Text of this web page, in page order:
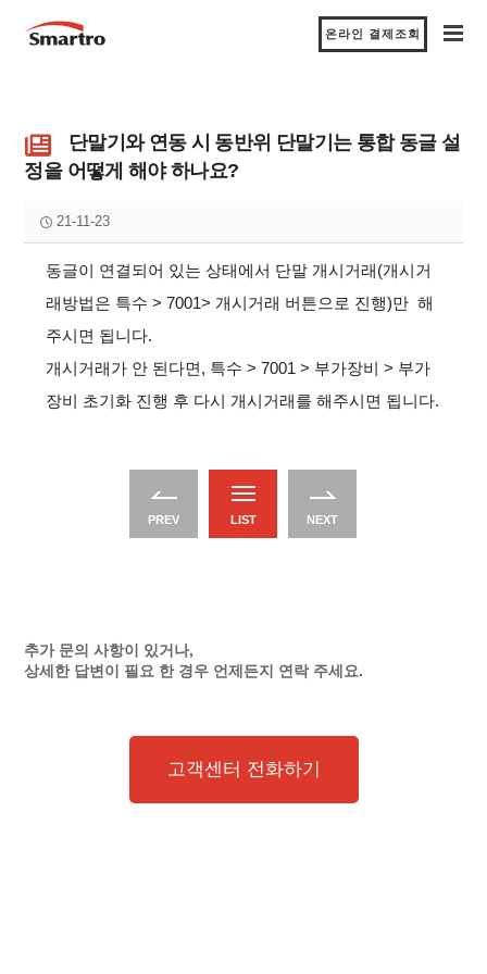
온라인 결제조회
단말기와 연동 시 동반위 단말기는 통합 동글 설
정을 어떻게 해야 하나요?
21-11-23
동글이 연결되어 있는 상태에서 단말 개시거래(개시거
래방법은 특수 > 7001> 개시거래 버튼으로 진행)만 해
주시면 됩니다.
개시거래가 안 된다면, 특수 > 7001 > 부가장비 > 부가
장비 초기화 진행 후 다시 개시거래를 해주시면 됩니다.
PREV LIST NEXT
추가 문의 사항이 있거나,
상세한 답변이 필요 한 경우 언제든지 연락 주세요.
고객센터 전화하기